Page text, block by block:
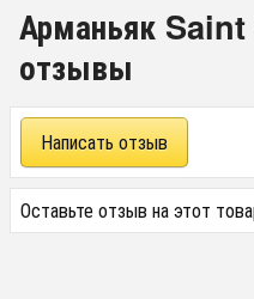
Арманьяк
отзывы
Написать отзыв
Оставьте отзыв на этот